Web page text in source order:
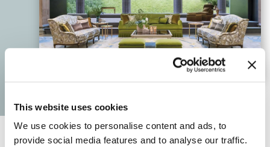
This website uses cookies
We use cookies to personalise content and ads, to
provide social media features and to analyse our traffic.